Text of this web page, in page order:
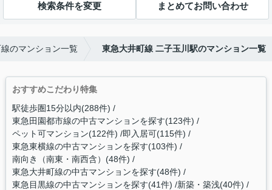
検索条件を変更 まとめてお問い合わせ
のマンション一覧 東急大井町線 二子玉川駅のマンション一覧
おすすめこだわり特集
駅徒歩圏15分以内(288件)
東急田園都市線の中古マンションを探す(123件)
ペット可マンション(122件) 即入居可(115件)
東急東横線の中古マンションを探す(103件)
南向き（南東・南西含）(48件)
東急大井町線の中古マンションを探す(48件)
東急目黒線の中古マンションを探す(41件) 新築・築浅(40件)